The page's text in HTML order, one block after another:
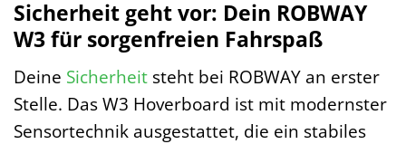
Sicherheit geht vor: Dein ROBWAY
W3 für sorgenfreien Fahrspaß
Deine Sicherheit steht bei ROBWAY an erster
Stelle. Das W3 Hoverboard ist mit modernster
Sensortechnik ausgestattet, die ein stabiles